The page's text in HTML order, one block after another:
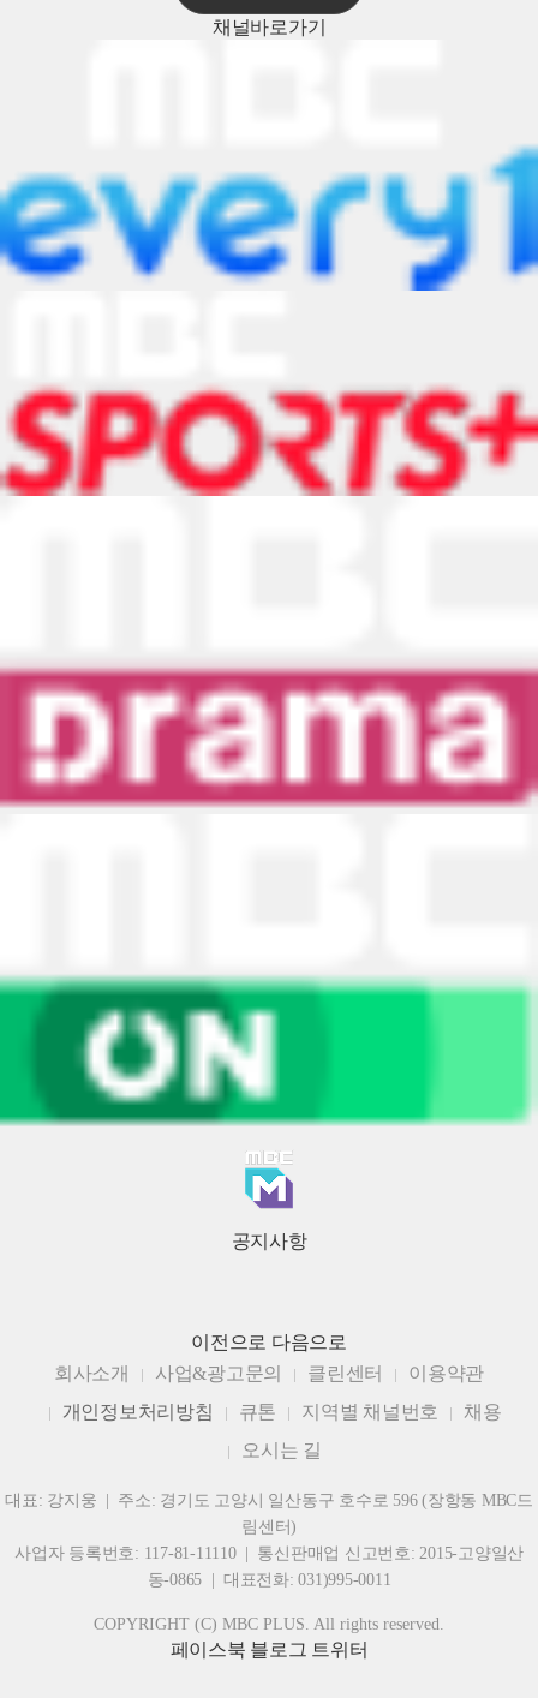
채널바로가기
공지사항
이전으로 다음으로
회사소개
사업&광고문의 클린센터
이용약관
개인정보처리방침
큐톤 지역별 채널번호
채용
오시는 길
대표: 강지웅 | 주소: 경기도 고양시 일산동구 호수로 596 (장항동 MBC드
림센터)
사업자 등록번호: 117-81-11110 | 통신판매업 신고번호: 2015-고양일산
동-0865 | 대표전화: 031)995-0011
COPYRIGHT (C) MBC PLUS. All rights reserved.
페이스북 블로그 트위터